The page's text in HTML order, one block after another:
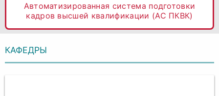
Автоматизированная система подготовки
кадров высшей квалификации (АС ПКВК)
КАФЕДРЫ